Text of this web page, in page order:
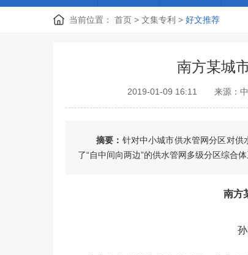
当前位置： 首页 > 文集专利 > 好文推荐
南方某城
2019-01-09 16:11 来源：
摘要： 针对中小城市供水管网分区对
了“自中间向两边”的供水管网多级分区综合体
南方